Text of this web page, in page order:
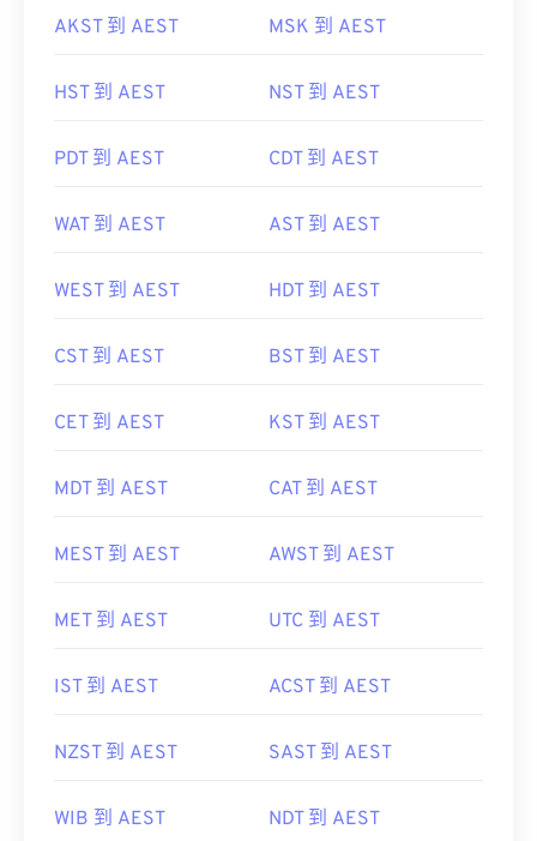
AKST 到 AEST MSK 到 AEST
HST 到 AEST NST 到 AEST
PDT 到 AEST CDT 到 AEST
WAT 到 AEST AST 到 AEST
WEST 到 AEST HDT 到 AEST
CST 到 AEST BST 到 AEST
CET 到 AEST KST 到 AEST
MDT 到 AEST CAT 到 AEST
MEST 到 AEST AWST 到 AEST
MET 到 AEST UTC 到 AEST
IST 到 AEST ACST 到 AEST
NZST 到 AEST SAST 到 AEST
WIB 到 AEST NDT 到 AEST